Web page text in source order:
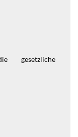
gesetzliche